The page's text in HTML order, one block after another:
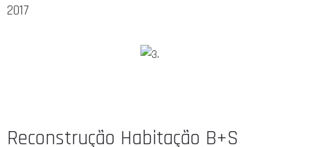
2017
Reconstrução Habitação B+S